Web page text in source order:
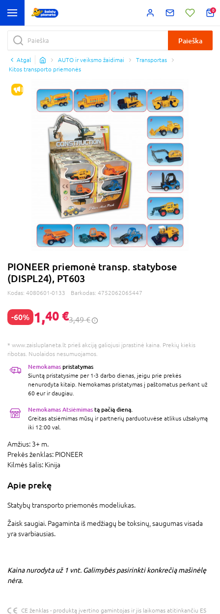
0
Paieška
Atgal AUTO ir veiksmo žaidimai
Transportas
Kitos transporto priemonės
IŠPARDAVIMAS
PIONEER priemonė transp. statybose
(DISPL24), PT603
Kodas: 4080601-0133 Barkodas: 4752062065447
-60% 1,40 €3,49 €
* www.zaisluplaneta.lt prieš akciją galiojusi įprastinė kaina. Prekių kiekis
ribotas. Nuolaidos nesumuojamos.
Nemokamas pristatymas
Siuntą pristatysime per 1-3 darbo dienas, jeigu prie prekės
nenurodyta kitaip. Nemokamas pristatymas į paštomatus perkant už
60 eur ir daugiau.
Nemokamas Atsiėmimas tą pačią dieną.
Greitas atsiėmimas mūsų ir partnerių parduotuvėse atlikus užsakymą
iki 12:00 val.
Amžius: 3+ m.
Prekės ženklas: PIONEER
Kilmės šalis: Kinija
Apie prekę
Statybų transporto priemonės modeliukas.
Žaisk saugiai. Pagaminta iš medžiagų be toksinų, saugumas visada
yra svarbiausias.
Kaina nurodyta už 1 vnt. Galimybės pasirinkti konkrečią mašinėlę
nėra.
CE ženklas - produktą įvertino gamintojas ir jis laikomas atitinkančiu ES